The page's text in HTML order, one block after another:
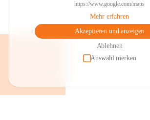
https://www.google.com/maps
Mehr erfahren
Akzeptieren und anzeigen
Ablehnen
Auswahl merken